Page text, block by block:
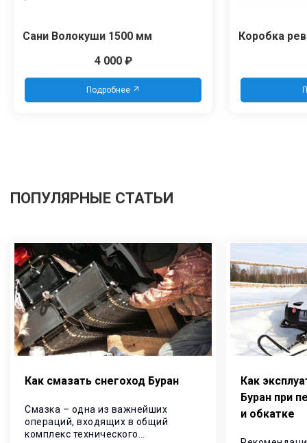
Сани Волокуши 1500 мм
4 000₽
Подробнее
Коробка
ПОПУЛЯРНЫЕ СТАТЬИ
Как смазать снегоход Буран
Смазка – одна из важнейших
операций, входящих в общий
комплекс технического
Как
Буран при
и обкатке